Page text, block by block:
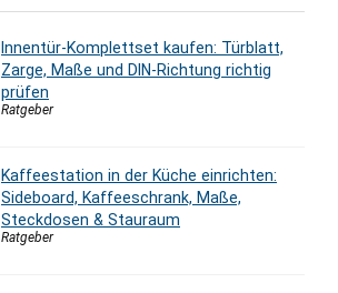
Innentür-Komplettset kaufen: Türblatt,
Zarge, Maße und DIN-Richtung richtig
prüfen
Ratgeber
Kaffeestation in der Küche einrichten:
Sideboard, Kaffeeschrank, Maße,
Steckdosen & Stauraum
Ratgeber